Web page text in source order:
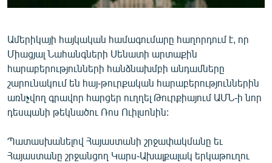
ԱՐԽԻՎ
ՏԵՍԱՆՅՈՒԹԵՐ
ԲԱՆԱՎԵՃ
ՁԳՏԵԼՈՎ ԼԱՎԱԳՈՒՅՆԻՆ
Հայերեն
Ամերիկայի հայկական համագումարը հաղորդում է, որ
Միացյալ Նահանգների Սենատի արտաքին
հարաբերությունների հանձնախմբի անդամները
շարունակում են հայ-թուրքական հարաբերություններին
առնչվող գրավոր հարցեր ուղղել Թուրքիայում ԱՄՆ-ի նոր
դեսպանի թեկնածու Ռոս Ուիլսոնին:
Պատասխանելով Հայաստանի շրջափակմանը եւ
Հայաստանը շրջանցող Կարս-Ախալքալակ երկաթուղու